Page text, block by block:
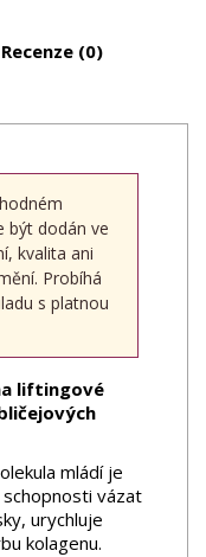
Recenze (0)
být dodán ve
kvalita ani
Probíhá
s platnou
liftingové
mládí je
vázat
urychluje
kolagenu.